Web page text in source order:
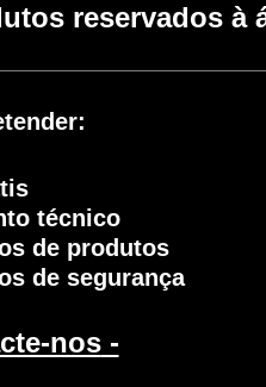
reservados à
técnico
de produtos
de segurança
nos-